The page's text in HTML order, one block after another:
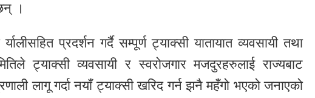
।
प्रदर्शन गर्दै सम्पूर्ण ट्याक्सी यातायात व्यवसायी तथा
ट्याक्सी व्यवसायी र स्वरोजगार मजदुरहरुलाई राज्यबाट
लागू गर्दा नयाँ ट्याक्सी खरिद गर्न झनै महँगो भएको जनाएको